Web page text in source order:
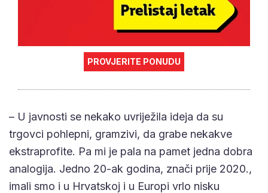
PROVJERITE PONUDU
– U javnosti se nekako uvriježila ideja da su
trgovci pohlepni, gramzivi, da grabe nekakve
ekstraprofite. Pa mi je pala na pamet jedna dobra
analogija. Jedno 20-ak godina, znači prije 2020.,
imali smo i u Hrvatskoj i u Europi vrlo nisku